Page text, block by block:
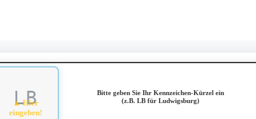
▲ Hier
eingeben!
Bitte geben Sie Ihr Kennzeichen-Kürzel ein
(z.B. LB für Ludwigsburg)